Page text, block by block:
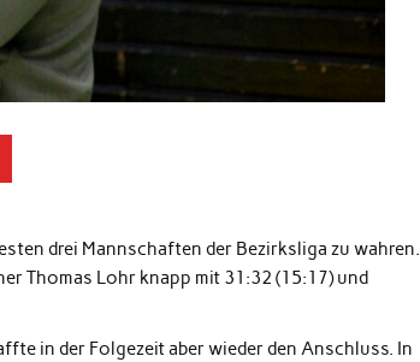
drei Mannschaften der Bezirksliga zu wahren.
Thomas Lohr knapp mit 31:32 (15:17) und
in der Folgezeit aber wieder den Anschluss. In